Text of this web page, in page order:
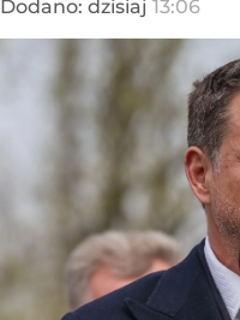
Dodano: dzisiaj 13:06